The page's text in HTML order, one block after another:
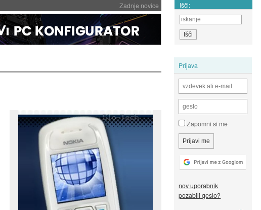
Zadnje novice Išči:
Prijava
Zapomni si me
nov uporabnik
pozabili geslo?